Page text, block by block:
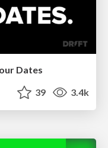
Dates
39 3.4k